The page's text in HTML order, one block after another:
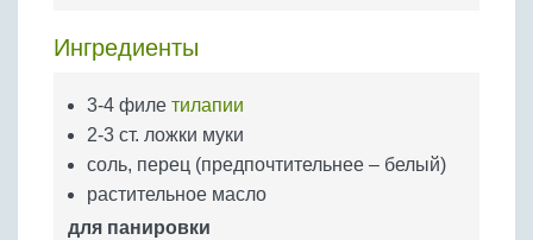
Яйца
Ингредиенты
3-4 филе тилапии
2-3 ст. ложки муки
соль, перец (предпочтительнее – белый)
растительное масло
для панировки